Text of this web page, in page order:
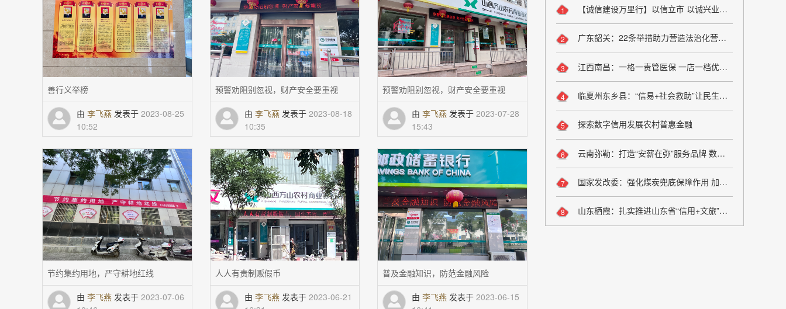
善行义举榜
由 李飞燕 发表于 2023-08-25
10:52
预警劝阻别忽视，财产安全要重视
由 李飞燕发表于 2023-08-18
10:35
预警劝阻别忽视，财产安全要重视
由李飞燕 发表于2023-07-28
15:43
节约集约用地，严守耕地红线
由 李飞燕 发表于 2023-07-06
人人有责制贩假币
由 李飞燕发表于 2023-06-21
普及金融知识，防范金融风险
由李飞燕 发表于2023-06-15
【诚信建设万里行】以信立市 以诚兴业——方山县烟草专卖局诚信宣传
1
广东韶关：22条举措助力营造法治化营商环境
2
江西南昌：一格一责管医保 一店一档优服务
3
临夏州东乡县：“信易+社会救助”让民生兜底更精准更公平
4
探索数字信用发展农村普惠金融
5
云南弥勒：打造“安薪在弥”服务品牌 数字化监管夯实诚信用工根基
6
国家发改委：强化煤炭兜底保障作用 加大油气增储上产力度
7
山东栖霞：扎实推进山东省“信用+文旅”场景应用落地
8